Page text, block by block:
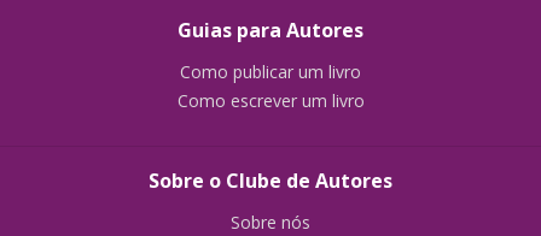
Guias para Autores
Como publicar um livro
Como escrever um livro
Sobre o Clube de Autores
Sobre nós